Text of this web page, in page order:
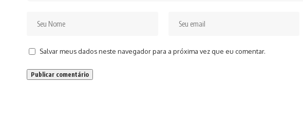
Salvar meus dados neste navegador para a próxima vez que eu comentar.